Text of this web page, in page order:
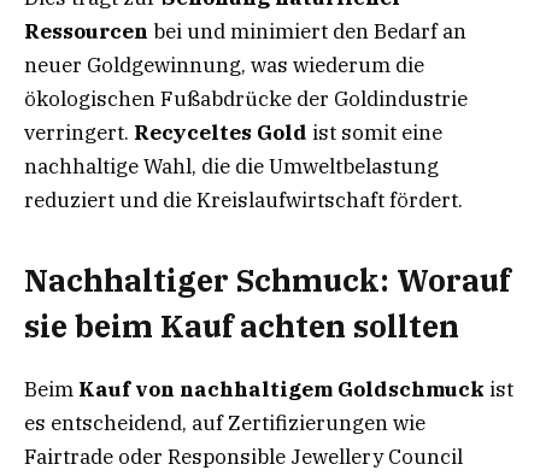
Ressourcen bei und minimiert den Bedarf an
neuer Goldgewinnung, was wiederum die
ökologischen Fußabdrücke der Goldindustrie
verringert. Recyceltes Gold ist somit eine
nachhaltige Wahl, die die Umweltbelastung
reduziert und die Kreislaufwirtschaft fördert.
Nachhaltiger Schmuck: Worauf
sie beim Kauf achten sollten
Beim Kauf von nachhaltigem Goldschmuck ist
es entscheidend, auf Zertifizierungen wie
Fairtrade oder Responsible Jewellery Council